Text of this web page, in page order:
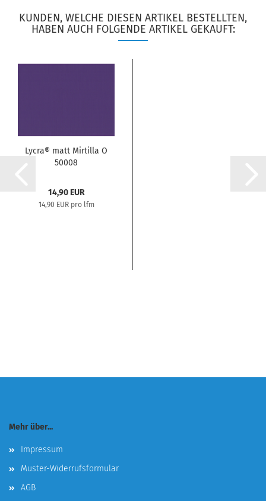
KUNDEN, WELCHE DIESEN ARTIKEL BESTELLTEN,
HABEN AUCH FOLGENDE ARTIKEL GEKAUFT:
Lycra® matt Mirtilla O
50008
14,90 EUR
14,90 EUR pro lfm
Mehr über...
Impressum
Muster-Widerrufsformular
AGB